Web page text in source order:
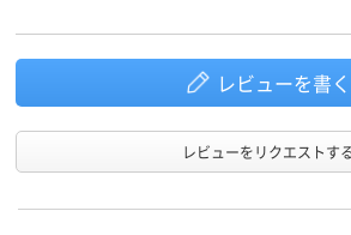
レビューを書く
レビューをリクエストす